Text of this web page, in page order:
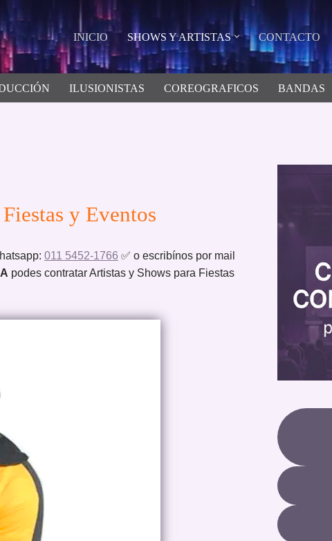
INICIO SHOWS Y ARTISTAS CONTACTO
ILUSIONISTAS COREOGRAFICOS BANDAS
y Eventos
011 5452-1766 ✅ o escribínos por mail
podes contratar Artistas y Shows para Fiestas